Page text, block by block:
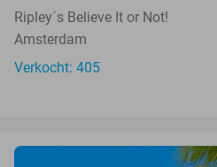
Ripley´s Believe It or Not!
Amsterdam
Verkocht: 405